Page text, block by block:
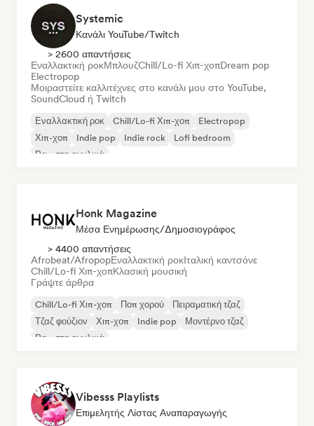
Systemic
Κανάλι YouTube/Twitch
> 2600 απαντήσεις
Εναλλακτική ροκΜπλουζChill/Lo-fi Χιπ-χοπDream pop
Electropop
Μοιραστείτε καλλιτέχνες στο κανάλι μου στο YouTube,
SoundCloud ή Twitch
Εναλλακτική ροκ Chill/Lo-fi Χιπ-χοπ
Electropop
Χιπ-χοπ
Indie pop Indie rock
Lofi bedroom
Ραπ στα αγγλικά
Honk Magazine
Μέσα Ενημέρωσης/Δημοσιογράφος
> 4400 απαντήσεις
Afrobeat/AfropopΕναλλακτική ροκΙταλική καντσόνε
Chill/Lo-fi Χιπ-χοπΚλασική μουσική
Γράψτε άρθρα
Chill/Lo-fi Χιπ-χοπ Ποπ χορού
Πειραματική τζαζ
Τζαζ φούζιον
Χιπ-χοπ Indie pop
Μοντέρνο τζαζ
Ραπ στα αγγλικά
Vibesss Playlists
Επιμελητής Λίστας Αναπαραγωγής